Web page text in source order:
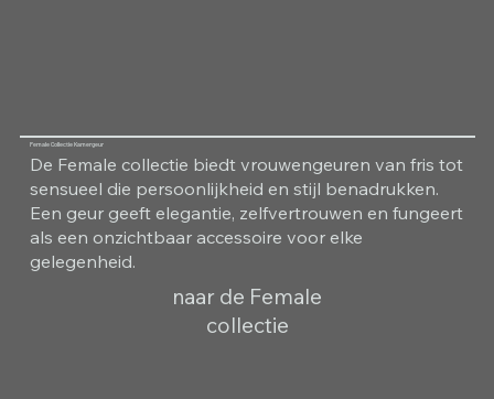
Female Collectie Kamergeur
De Female collectie biedt vrouwengeuren van fris tot
sensueel die persoonlijkheid en stijl benadrukken.
Een geur geeft elegantie, zelfvertrouwen en fungeert
als een onzichtbaar accessoire voor elke
gelegenheid.
naar de Female
collectie